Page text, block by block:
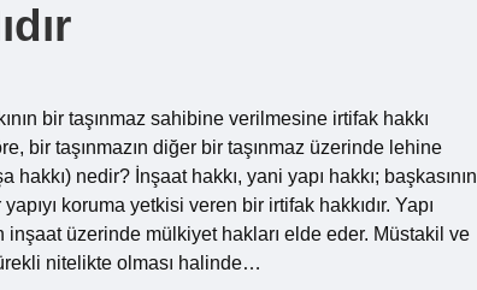
bir taşınmaz sahibine verilmesine irtifak hakkı
bir taşınmazın diğer bir taşınmaz üzerinde lehine
nedir? İnşaat hakkı, yani yapı hakkı; başkasının
koruma yetkisi veren bir irtifak hakkıdır. Yapı
üzerinde mülkiyet hakları elde eder. Müstakil ve
nitelikte olması halinde…